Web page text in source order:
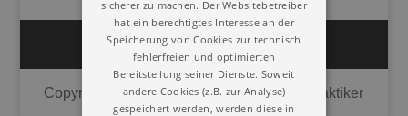
Impressum Datenschutz
Copyright © 2020 | Union Deutscher Heilpraktiker
sicherer zu machen. Der Websitebetreiber
hat ein berechtigtes Interesse an der
Speicherung von Cookies zur technisch
fehlerfreien und optimierten
Bereitstellung seiner Dienste. Soweit
andere Cookies (z.B. zur Analyse)
gespeichert werden, werden diese in